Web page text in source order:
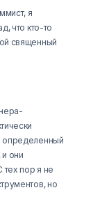
я
что кто-то
священный
определенный
они
тех пор я не
но